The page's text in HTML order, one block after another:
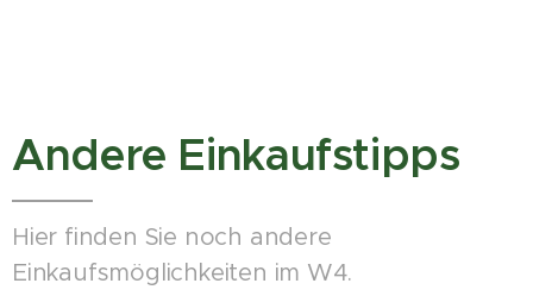
Andere Einkaufstipps
Hier finden Sie noch andere
Einkaufsmöglichkeiten im W4.